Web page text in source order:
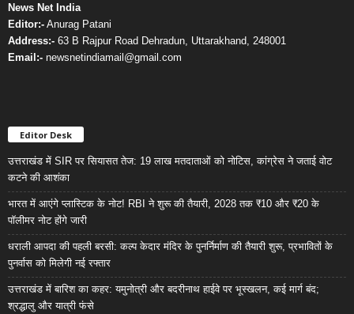
News Net India
Editor:- Anurag Patani
Address:- 63 B Rajpur Road Dehradun, Uttarakhand, 248001
Email:- newsnetindiamail@gmail.com
Editor Desk
उत्तराखंड में SIR पर सियासत तेज: 19 लाख मतदाताओं को नोटिस, कांग्रेस ने जताई वोट
कटने की आशंका
भारत में आएंगे प्लास्टिक के नोट! RBI ने शुरू की तैयारी, 2028 तक ₹10 और ₹20 के
पॉलीमर नोट होंगे जारी
धराली आपदा की पहली बरसी: कल्प केदार मंदिर के पुनर्निर्माण की तैयारी शुरू, प्रभावितों के
पुनर्वास को मिलेगी नई रफ्तार
उत्तराखंड में बारिश का कहर: यमुनोत्री और बदरीनाथ हाईवे पर भूस्खलन, कई मार्ग बंद;
श्रद्धालु और यात्री फंसे